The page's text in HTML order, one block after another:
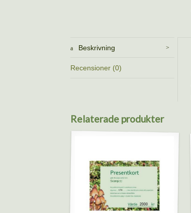
Beskrivning
Recensioner (0)
Relaterade produkter